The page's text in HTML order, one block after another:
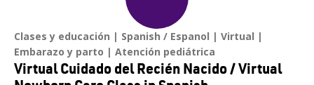
Clases y educación Spanish / Espanol
Virtual
Embarazo y parto
Atención pediátrica
Virtual Cuidado del Recién Nacido / Virtual